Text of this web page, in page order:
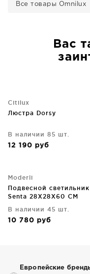
Все товары Omnilux
Вас
Citilux
Люстра Dorsy
В наличии 85 шт.
12 190 руб
Moderli
Подвесной светильник
Senta 28X28X60 CM
В наличии 45 шт.
10 780 руб
Европейские